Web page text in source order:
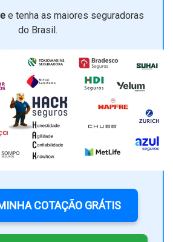
e tenha as maiores seguradoras
do Brasil.
COTAÇÃO GRÁTIS